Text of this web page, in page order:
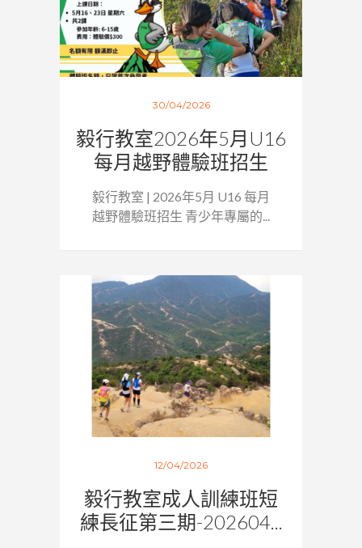
30/04/2026
毅行教室2026年5月U16
每月越野體驗班招生
毅行教室 | 2026年5月 U16 每月
越野體驗班招生 青少年專屬的...
12/04/2026
毅行教室成人訓練班短
練長征第三期-202604...